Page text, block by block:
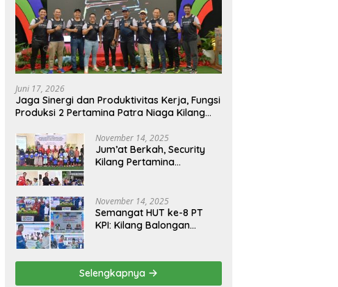
Juni 17, 2026
Jaga Sinergi dan Produktivitas Kerja, Fungsi
Produksi 2 Pertamina Patra Niaga Kilang
November 14, 2025
Jum’at Berkah, Security
Kilang Pertamina
November 14, 2025
Semangat HUT ke-8 PT
KPI: Kilang Balongan
Berbagi Bersama
Penyandang Disabilitas
Selengkapnya